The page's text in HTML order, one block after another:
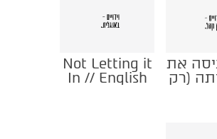
את
(רק
Not Letting it
In // English